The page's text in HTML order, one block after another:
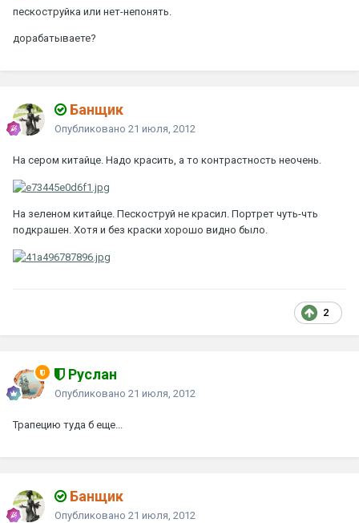
пескоструйка или нет-непонять.
дорабатываете?
Банщик
Опубликовано 21 июля, 2012
На сером китайце. Надо красить, а то контрастность неочень.
На зеленом китайце. Пескоструй не красил. Портрет чуть-чть
подкрашен. Хотя и без краски хорошо видно было.
2
Руслан
Опубликовано 21 июля, 2012
Трапецию туда б еще...
Банщик
Опубликовано 21 июля, 2012